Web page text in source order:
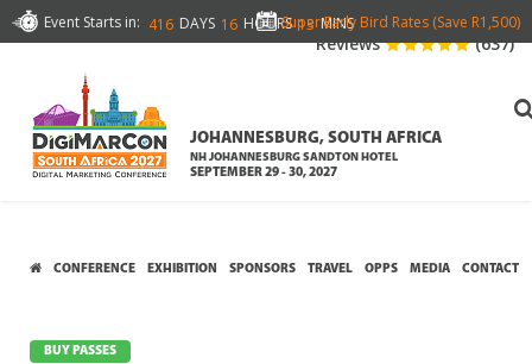
Event Starts in: 416 DAYS 16 HOURS 13 MINS
Super Early Bird Rates (Save R1,500)
JOHANNESBURG, SOUTH AFRICA
NH JOHANNESBURG SANDTON HOTEL
SEPTEMBER 29 - 30, 2027
Reviews (637)
CONFERENCE EXHIBITION SPONSORS TRAVEL OPPS MEDIA CONTACT
BUY PASSES